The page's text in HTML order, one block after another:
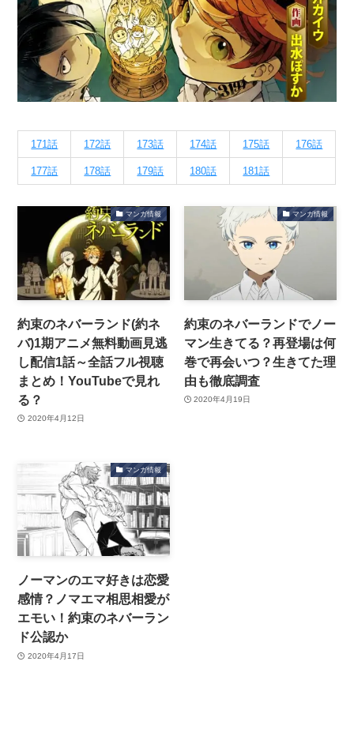
171話 172話 173話 174話 175話 176話
177話 178話 179話 180話 181話
マンガ情報
約束のネバーランド(約ネ
バ)1期アニメ無料動画見逃
し配信1話～全話フル視聴
まとめ！YouTubeで見れ
る？
2020年4月12日
マンガ情報
約束のネバーランドでノー
マン生きてる？再登場は何
巻で再会いつ？生きてた理
由も徹底調査
2020年4月19日
マンガ情報
ノーマンのエマ好きは恋愛
感情？ノマエマ相思相愛が
エモい！約束のネバーラン
ド公認か
2020年4月17日